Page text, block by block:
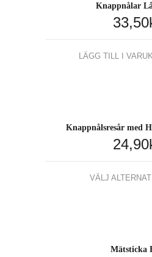
Knappnålar
33,50
LÄGG TILL I
Knappnålsresår med
24,90
VÄLJ
Mätsticka